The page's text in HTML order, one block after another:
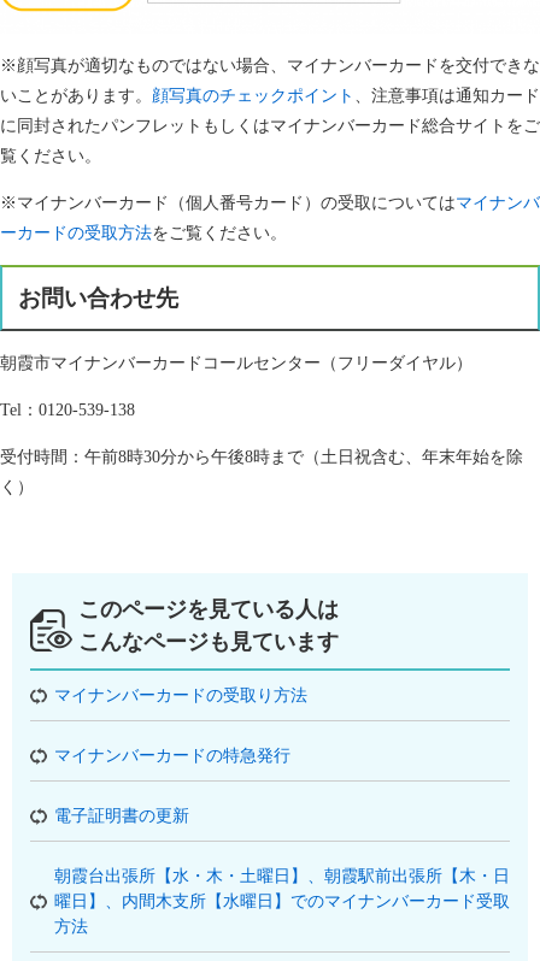
※顔写真が適切なものではない場合、マイナンバーカードを交付できな
いことがあります。 顔写真のチェックポイント 、注意事項は通知カード
に同封されたパンフレットもしくはマイナンバーカード総合サイトをご
覧ください。
※マイナンバーカード（個人番号カード）の受取についてはマイナンバ
ーカードの受取方法をご覧ください。
お問い合わせ先
朝霞市マイナンバーカードコールセンター（フリーダイヤル）
Tel：0120‐539‐138
受付時間：午前8時30分から午後8時まで（土日祝含む、年末年始を除
く）
このページを見ている人は
こんなページも見ています
マイナンバーカードの受取り方法
マイナンバーカードの特急発行
電子証明書の更新
朝霞台出張所【水・木・土曜日】、朝霞駅前出張所【木・日
曜日】、内間木支所【水曜日】でのマイナンバーカード受取
方法